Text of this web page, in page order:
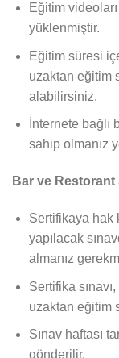
Eğitim
yüklenmiştir.
Eğitim süresi
uzaktan eğitim
alabilirsiniz.
İnternete
sahip olmanız
Bar ve
Sertifikaya hak
yapılacak
almanız
Sertifika
uzaktan eğitim
Sınav haftası
gönderilir.